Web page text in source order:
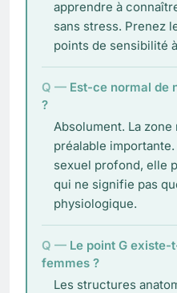
apprendre à
sans stress. Prenez
points de sensibilité
Est-ce normal de
?
Absolument. La
préalable importante.
sexuel profond, elle
qui ne signifie pas
physiologique.
Le point G
femmes ?
Les structures